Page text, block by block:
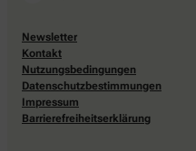
Newsletter
Kontakt
Nutzungsbedingungen
Datenschutzbestimmungen
Impressum
Barrierefreiheitserklärung